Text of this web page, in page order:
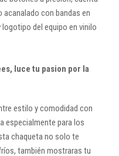
con bandas en
del equipo en vinilo
luce tu pasion por la
estilo y comodidad con
especialmente para los
chaqueta no solo te
también mostraras tu